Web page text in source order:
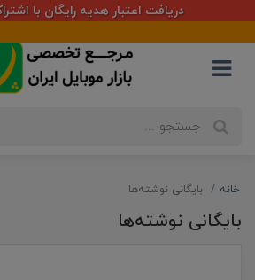
لطفاً قبل از خرید استعلام قیمت و
خانه بایگانی نوشته‌ها
بایگانی نوشته‌ها